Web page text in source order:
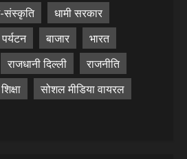
संस्कृति
धामी सरकार
पर्यटन बाजार
भारत
राजधानी दिल्ली
राजनीति
शिक्षा
सोशल मीडिया वायरल